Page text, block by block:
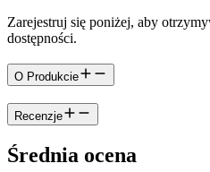
Zarejestruj się poniżej, aby
dostępności.
O Produkcie
Recenzje
Średnia ocena